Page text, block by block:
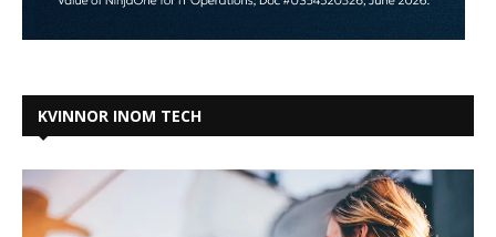
KVINNOR INOM TECH